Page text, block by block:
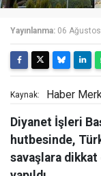
Yayınlanma: 06
Kaynak: Haber
Diyanet İşleri
hutbesinde,
savaşlara